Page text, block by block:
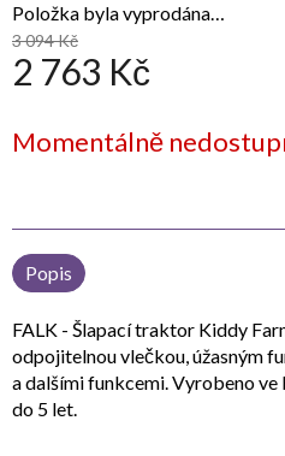
3 094 Kč
2 763 Kč
cena:
Momentálně
Položka byla vyprodána…
Popis
FALK - Šlapací traktor Kiddy
odpojitelnou vlečkou, úžasným
a dalšími funkcemi. Vyrobeno
do 5 let.